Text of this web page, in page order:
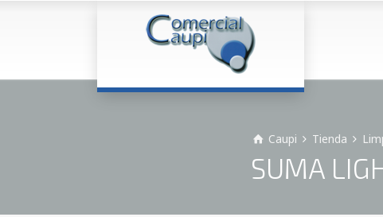
Caupi Tienda
SUMA